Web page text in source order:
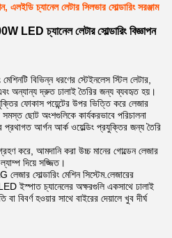
এলইডি চ্যানেল লেটার সিলভার সোল্ডারিং সরঞ্জাম
LED চ্যানেল লেটার সোল্ডারিং বিজ্ঞাপন
বিভিন্ন ধরণের স্টেইনলেস স্টিল লেটার,
অন্যান্য দ্রুত ঢালাই তৈরির জন্য ব্যবহৃত হয়।
ফোকাস পয়েন্টের উপর ভিত্তি করে লেজার
সমস্ত ছোট অংশগুলিকে কার্যকরভাবে পরিচালনা
প্রথাগত আর্গন আর্ক ওয়েল্ডিং প্রযুক্তির জন্য তৈরি
করে, আমদানি করা উচ্চ মানের গোল্ডেন লেজার
দিয়ে সজ্জিত।
সোল্ডারিং মেশিন সিস্টেম.লেজারের
ইস্পাত চ্যানেলের অক্ষরগুলি একসাথে ঢালাই
বিবর্ণ হওয়ার সাথে বাইরের দেয়ালে খুব দীর্ঘ